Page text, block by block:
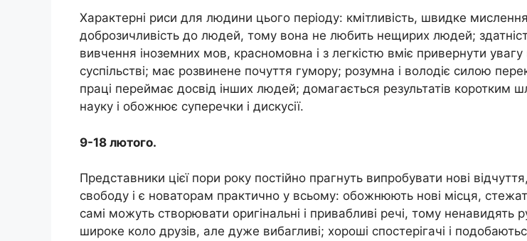
Характерні риси для людини цього періоду: кмітливість, швидке
доброзичливість до людей, тому вона не любить нещирих людей;
вивчення іноземних мов, красномовна і з легкістю вміє привернути
суспільстві; має розвинене почуття гумору; розумна і володіє силою
праці переймає досвід інших людей; домагається результатів коротким
науку і обожнює суперечки і дискусії.
9-18 лютого.
Представники цієї пори року постійно прагнуть випробувати нові
свободу і є новаторам практично у всьому: обожнюють нові місця,
самі можуть створювати оригінальні і привабливі речі, тому ненавидять
широке коло друзів, але дуже вибагливі; хороші спостерігачі і